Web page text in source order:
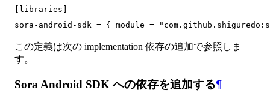
[libraries]
sora-android-sdk = { module =
この定義は次の implementation 依存の追加で参照しま
す。
Sora Android SDK への依存を追加する¶